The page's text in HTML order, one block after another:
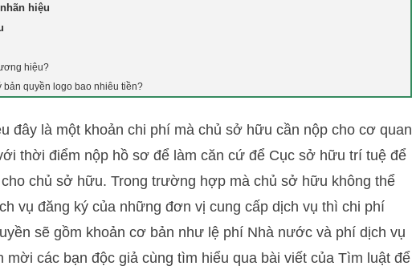
hiệu
hiệu?
bản quyền logo bao nhiêu tiền?
đây là một khoản chi phí mà chủ sở hữu cần nộp cho cơ quan
thời điểm nộp hồ sơ để làm căn cứ để Cục sở hữu trí tuệ để
chủ sở hữu. Trong trường hợp mà chủ sở hữu không thể
vụ đăng ký của những đơn vị cung cấp dịch vụ thì chi phí
sẽ gồm khoản cơ bản như lệ phí Nhà nước và phí dịch vụ
các bạn độc giả cùng tìm hiểu qua bài viết của Tìm luật để